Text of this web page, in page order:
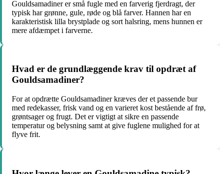
Gouldsamadiner er små fugle med en farverig fjerdragt, der
typisk har grønne, gule, røde og blå farver. Hannen har en
karakteristisk lilla brystplade og sort halsring, mens hunnen er
mere afdæmpet i farverne.
Hvad er de grundlæggende krav til opdræt af
Gouldsamadiner?
For at opdrætte Gouldsamadiner kræves der et passende bur
med redekasser, frisk vand og en varieret kost bestående af frø,
grøntsager og frugt. Det er vigtigt at sikre en passende
temperatur og belysning samt at give fuglene mulighed for at
flyve frit.